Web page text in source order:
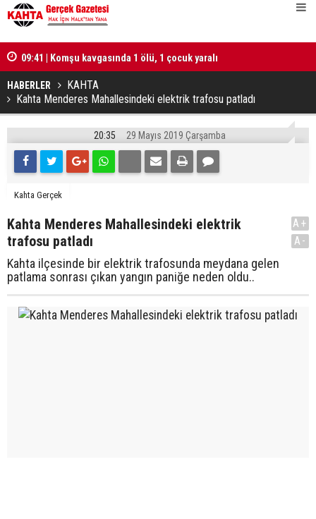
09:41 | Komşu kavgasında 1 ölü, 1 çocuk yaralı
HABERLER
KAHTA
Kahta Menderes Mahallesindeki elektrik trafosu patladı
20:35 29 Mayıs 2019 Çarşamba
Kahta Gerçek
Kahta Menderes Mahallesindeki elektrik
trafosu patladı
Kahta ilçesinde bir elektrik trafosunda meydana gelen
patlama sonrası çıkan yangın paniğe neden oldu..
A+
A-